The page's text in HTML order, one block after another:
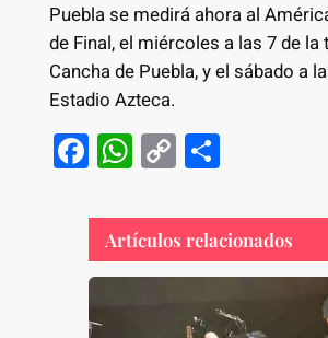
Puebla se medirá ahora al
de Final, el miércoles a las 7 de la
Cancha de Puebla, y el sábado a
Estadio Azteca.
F
a
c
e
b
o
W
h
at
s
A
C
o
p
y
Li
n
S
h
ar
e
Artículos relacionados